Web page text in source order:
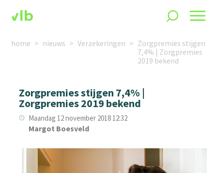
home nieuws Verzekeringen
Zorgpremies stijgen
7,4% | Zorgpremies
2019 bekend
Zorgpremies stijgen 7,4% |
Zorgpremies 2019 bekend
Maandag 12 november 2018 12:32
Margot Boesveld